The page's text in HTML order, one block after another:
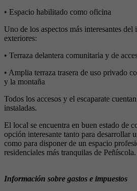
• Espacio habilitado como oficina
Uno de los aspectos más interesantes del
exteriores:
• Terraza delantera comunitaria y de
• Amplia terraza trasera de uso privado
y la montaña
Todos los accesos y el escaparate
instaladas.
El local se encuentra en buen estado de
opción interesante tanto para desarrollar
como para disponer de un espacio
residenciales más tranquilas de Peñíscola.
Información sobre gastos e impuestos